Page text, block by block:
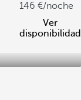
146
/noche
Ver
disponibilidad